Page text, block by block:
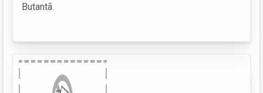
Butantã.